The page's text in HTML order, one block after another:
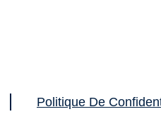
Politique De